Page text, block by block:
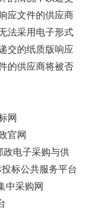
应文件的供应商
法采用电子形式
交的纸质版响应
的供应商将被否
网
官网
政电子采购与供
投标公共服务平台
中采购网